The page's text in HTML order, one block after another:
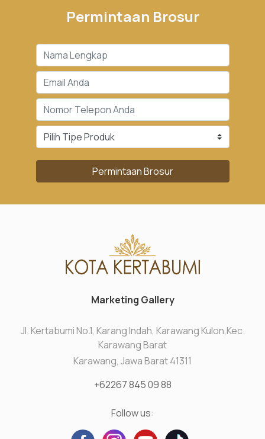
Permintaan Brosur
Permintaan Brosur
Marketing Gallery
Jl. Kertabumi No.1, Karang Indah, Karawang Kulon,Kec.
Karawang Barat
Karawang, Jawa Barat 41311
+62267 845 09 88
Follow us: